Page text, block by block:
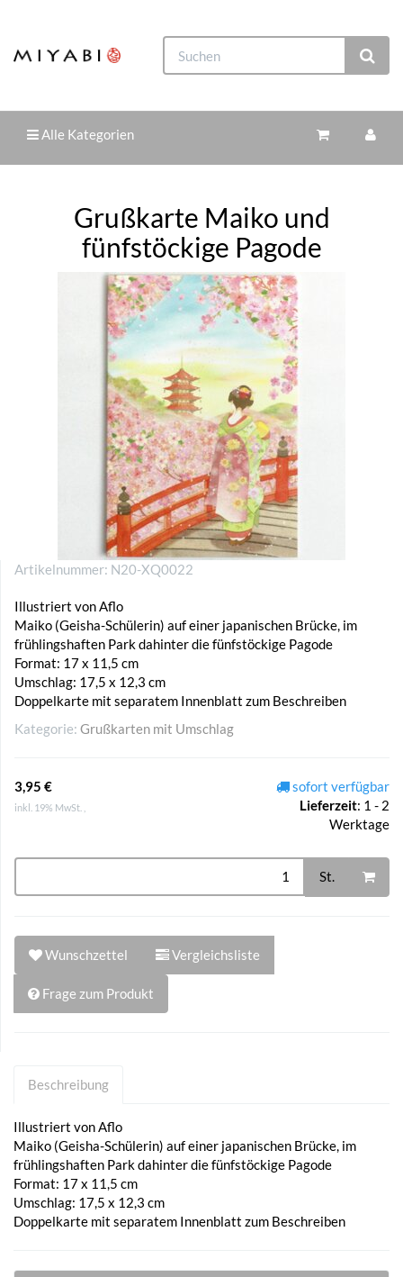
Alle Kategorien
Grußkarte Maiko und
fünfstöckige Pagode
Artikelnummer: N20-XQ0022
Illustriert von Aflo
Maiko (Geisha-Schülerin) auf einer japanischen Brücke, im
frühlingshaften Park dahinter die fünfstöckige Pagode
Format: 17 x 11,5 cm
Umschlag: 17,5 x 12,3 cm
Doppelkarte mit separatem Innenblatt zum Beschreiben
Kategorie: Grußkarten mit Umschlag
3,95 €
inkl. 19% MwSt. ,
sofort verfügbar
Lieferzeit: 1 - 2
Werktage
St.
Wunschzettel Vergleichsliste
Frage zum Produkt
Beschreibung
Illustriert von Aflo
Maiko (Geisha-Schülerin) auf einer japanischen Brücke, im
frühlingshaften Park dahinter die fünfstöckige Pagode
Format: 17 x 11,5 cm
Umschlag: 17,5 x 12,3 cm
Doppelkarte mit separatem Innenblatt zum Beschreiben